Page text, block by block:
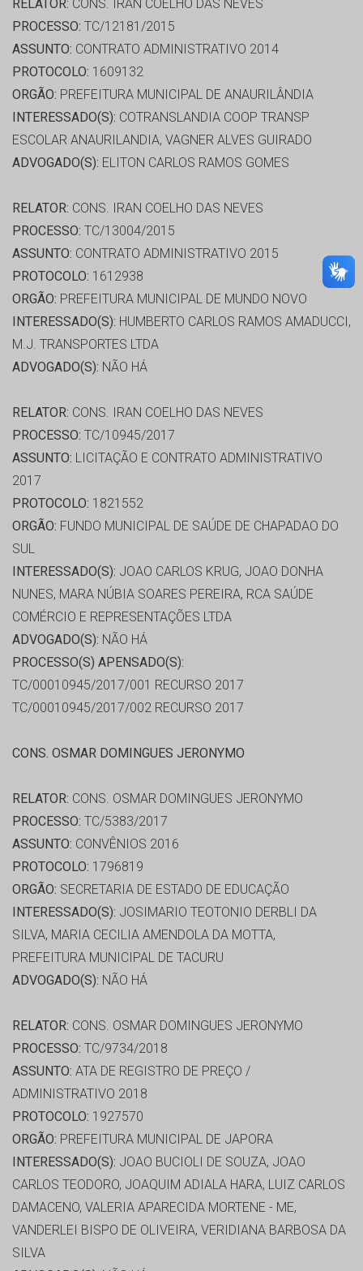
RELATOR: CONS. IRAN COELHO DAS NEVES
PROCESSO: TC/12181/2015
ASSUNTO: CONTRATO ADMINISTRATIVO 2014
PROTOCOLO: 1609132
ORGÃO: PREFEITURA MUNICIPAL DE ANAURILÂNDIA
INTERESSADO(S): COTRANSLANDIA COOP TRANSP
ESCOLAR ANAURILANDIA, VAGNER ALVES GUIRADO
ADVOGADO(S): ELITON CARLOS RAMOS GOMES
RELATOR: CONS. IRAN COELHO DAS NEVES
PROCESSO: TC/13004/2015
ASSUNTO: CONTRATO ADMINISTRATIVO 2015
PROTOCOLO: 1612938
ORGÃO: PREFEITURA MUNICIPAL DE MUNDO NOVO
INTERESSADO(S): HUMBERTO CARLOS RAMOS AMADUCCI,
M.J. TRANSPORTES LTDA
ADVOGADO(S): NÃO HÁ
RELATOR: CONS. IRAN COELHO DAS NEVES
PROCESSO: TC/10945/2017
ASSUNTO: LICITAÇÃO E CONTRATO ADMINISTRATIVO
2017
PROTOCOLO: 1821552
ORGÃO: FUNDO MUNICIPAL DE SAÚDE DE CHAPADAO DO
SUL
INTERESSADO(S): JOAO CARLOS KRUG, JOAO DONHA
NUNES, MARA NÚBIA SOARES PEREIRA, RCA SAÚDE
COMÉRCIO E REPRESENTAÇÕES LTDA
ADVOGADO(S): NÃO HÁ
PROCESSO(S) APENSADO(S):
TC/00010945/2017/001 RECURSO 2017
TC/00010945/2017/002 RECURSO 2017
CONS. OSMAR DOMINGUES JERONYMO
RELATOR: CONS. OSMAR DOMINGUES JERONYMO
PROCESSO: TC/5383/2017
ASSUNTO: CONVÊNIOS 2016
PROTOCOLO: 1796819
ORGÃO: SECRETARIA DE ESTADO DE EDUCAÇÃO
INTERESSADO(S): JOSIMARIO TEOTONIO DERBLI DA
SILVA, MARIA CECILIA AMENDOLA DA MOTTA,
PREFEITURA MUNICIPAL DE TACURU
ADVOGADO(S): NÃO HÁ
RELATOR: CONS. OSMAR DOMINGUES JERONYMO
PROCESSO: TC/9734/2018
ASSUNTO: ATA DE REGISTRO DE PREÇO /
ADMINISTRATIVO 2018
PROTOCOLO: 1927570
ORGÃO: PREFEITURA MUNICIPAL DE JAPORA
INTERESSADO(S): JOAO BUCIOLI DE SOUZA, JOAO
CARLOS TEODORO, JOAQUIM ADIALA HARA, LUIZ CARLOS
DAMACENO, VALERIA APARECIDA MORTENE - ME,
VANDERLEI BISPO DE OLIVEIRA, VERIDIANA BARBOSA DA
SILVA